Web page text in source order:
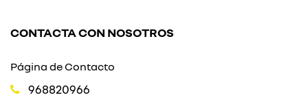
CONTACTA CON NOSOTROS
Página de Contacto
968820966